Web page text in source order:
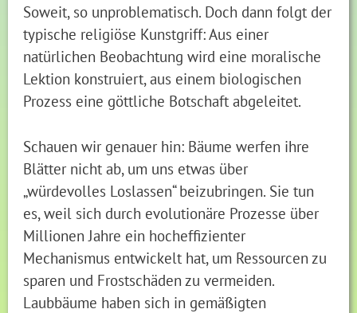
Soweit, so unproblematisch. Doch dann folgt der
typische religiöse Kunstgriff: Aus einer
natürlichen Beobachtung wird eine moralische
Lektion konstruiert, aus einem biologischen
Prozess eine göttliche Botschaft abgeleitet.
Schauen wir genauer hin: Bäume werfen ihre
Blätter nicht ab, um uns etwas über
„würdevolles Loslassen“ beizubringen. Sie tun
es, weil sich durch evolutionäre Prozesse über
Millionen Jahre ein hocheffizienter
Mechanismus entwickelt hat, um Ressourcen zu
sparen und Frostschäden zu vermeiden.
Laubbäume haben sich in gemäßigten